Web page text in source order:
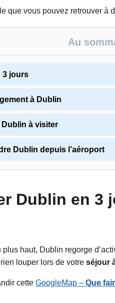
que vous pouvez retrouver à
Au
3 jours
à Dublin
à visiter
Dublin depuis l’aéroport
Dublin en 3
haut, Dublin regorge
louper lors de votre séjour
cette GoogleMap – Que